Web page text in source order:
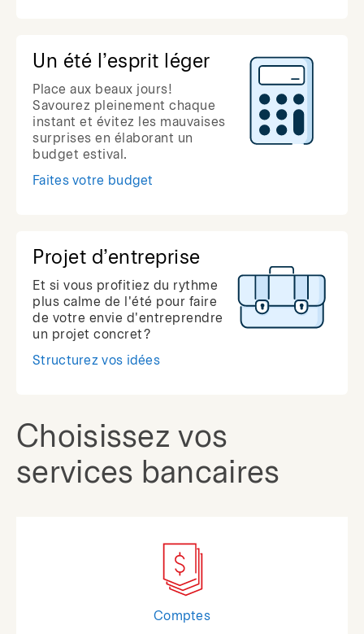
Un été l’esprit léger
Place aux beaux jours!
Savourez pleinement chaque
instant et évitez les mauvaises
surprises en élaborant un
budget estival.
Faites votre budget
Projet d’entreprise
Et si vous profitiez du rythme
plus calme de l'été pour faire
de votre envie d'entreprendre
un projet concret?
Structurez vos idées
Choisissez vos
services bancaires
Comptes